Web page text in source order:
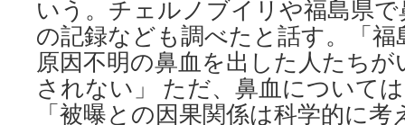
いう。チェルノブイリや福島県
の記録なども調べたと話す。「
原因不明の鼻血を出した人たち
されない」 ただ、鼻血について
「被曝との因果関係は科学的に